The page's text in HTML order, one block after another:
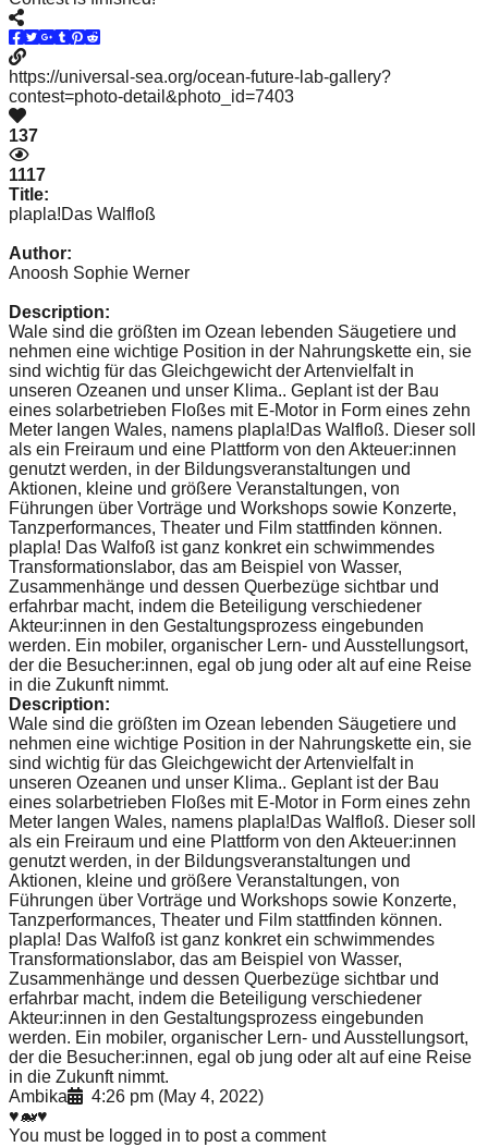
https://universal-sea.org/ocean-future-lab-gallery?
contest=photo-detail&photo_id=7403
137
1117
Title:
plapla!Das Walfloß
Author:
Anoosh Sophie Werner
Description:
Wale sind die größten im Ozean lebenden Säugetiere und
nehmen eine wichtige Position in der Nahrungskette ein, sie
sind wichtig für das Gleichgewicht der Artenvielfalt in
unseren Ozeanen und unser Klima.. Geplant ist der Bau
eines solarbetrieben Floßes mit E-Motor in Form eines zehn
Meter langen Wales, namens plapla!Das Walfloß. Dieser soll
als ein Freiraum und eine Plattform von den Akteuer:innen
genutzt werden, in der Bildungsveranstaltungen und
Aktionen, kleine und größere Veranstaltungen, von
Führungen über Vorträge und Workshops sowie Konzerte,
Tanzperformances, Theater und Film stattfinden können.
plapla! Das Walfoß ist ganz konkret ein schwimmendes
Transformationslabor, das am Beispiel von Wasser,
Zusammenhänge und dessen Querbezüge sichtbar und
erfahrbar macht, indem die Beteiligung verschiedener
Akteur:innen in den Gestaltungsprozess eingebunden
werden. Ein mobiler, organischer Lern- und Ausstellungsort,
der die Besucher:innen, egal ob jung oder alt auf eine Reise
in die Zukunft nimmt.
Description:
Wale sind die größten im Ozean lebenden Säugetiere und
nehmen eine wichtige Position in der Nahrungskette ein, sie
sind wichtig für das Gleichgewicht der Artenvielfalt in
unseren Ozeanen und unser Klima.. Geplant ist der Bau
eines solarbetrieben Floßes mit E-Motor in Form eines zehn
Meter langen Wales, namens plapla!Das Walfloß. Dieser soll
als ein Freiraum und eine Plattform von den Akteuer:innen
genutzt werden, in der Bildungsveranstaltungen und
Aktionen, kleine und größere Veranstaltungen, von
Führungen über Vorträge und Workshops sowie Konzerte,
Tanzperformances, Theater und Film stattfinden können.
plapla! Das Walfoß ist ganz konkret ein schwimmendes
Transformationslabor, das am Beispiel von Wasser,
Zusammenhänge und dessen Querbezüge sichtbar und
erfahrbar macht, indem die Beteiligung verschiedener
Akteur:innen in den Gestaltungsprozess eingebunden
werden. Ein mobiler, organischer Lern- und Ausstellungsort,
der die Besucher:innen, egal ob jung oder alt auf eine Reise
in die Zukunft nimmt.
Ambika
4:26 pm (May 4, 2022)
♥️🐋♥️
You must be logged in to post a comment